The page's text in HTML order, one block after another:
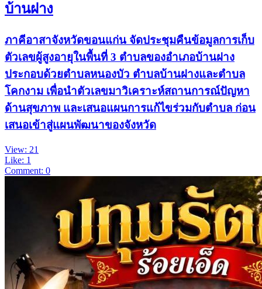
บ้านฝาง
ภาคีอาสาจังหวัดขอนแก่น จัดประชุมคืนข้อมูลการเก็บ
ตัวเลขผู้สูงอายุในพื้นที่ 3 ตำบลของอำเภอบ้านฝาง
ประกอบด้วยตำบลหนองบัว ตำบลบ้านฝางและตำบล
โคกงาม เพื่อนำตัวเลขมาวิเคราะห์สถานการณ์ปัญหา
ด้านสุขภาพ และเสนอแผนการแก้ไขร่วมกับตำบล ก่อน
เสนอเข้าสู่แผนพัฒนาของจังหวัด
View: 21
Like: 1
Comment: 0